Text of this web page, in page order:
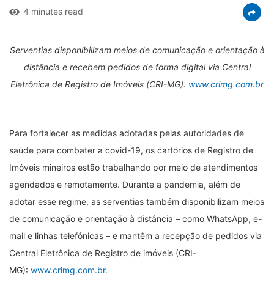
4 minutes read
Serventias disponibilizam meios de comunicação e orientação à
distância e recebem pedidos de forma digital via Central
Eletrônica de Registro de Imóveis (CRI-MG): www.crimg.com.br
Para fortalecer as medidas adotadas pelas autoridades de
saúde para combater a covid-19, os cartórios de Registro de
Imóveis mineiros estão trabalhando por meio de atendimentos
agendados e remotamente. Durante a pandemia, além de
adotar esse regime, as serventias também disponibilizam meios
de comunicação e orientação à distância – como WhatsApp, e-
mail e linhas telefônicas – e mantêm a recepção de pedidos via
Central Eletrônica de Registro de imóveis (CRI-
MG): www.crimg.com.br.